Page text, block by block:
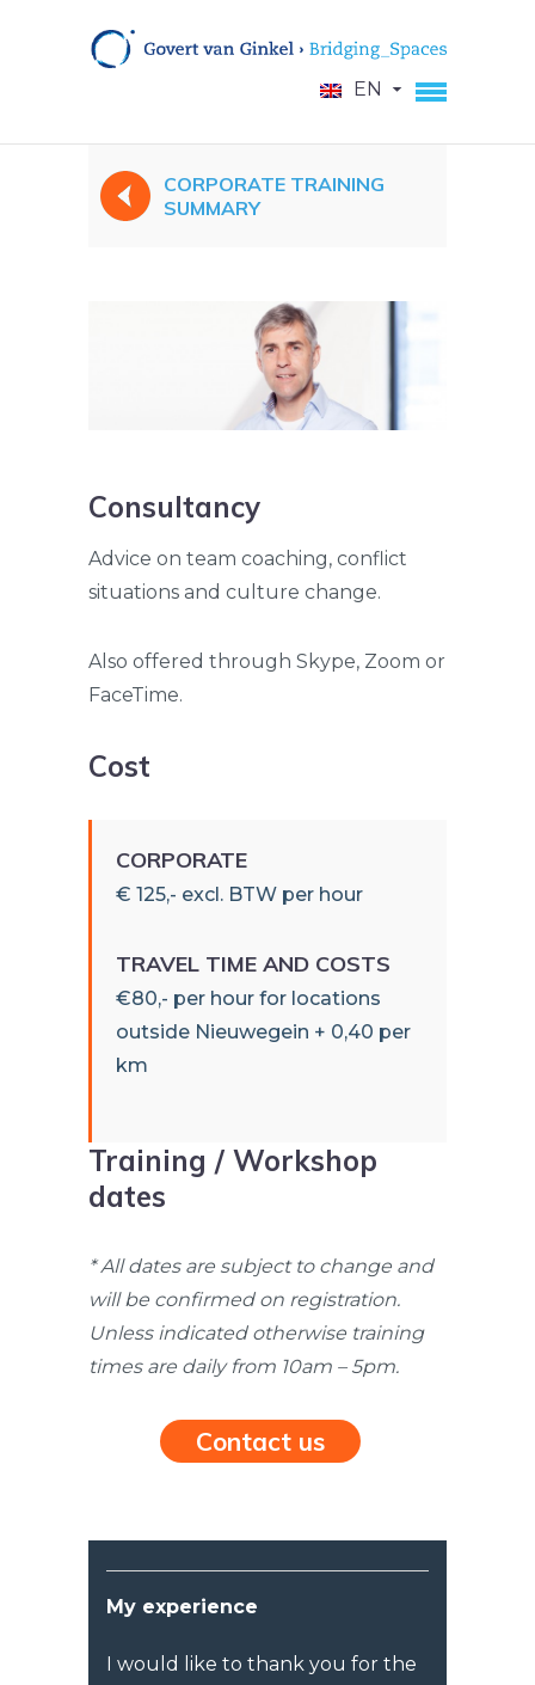
EN
CORPORATE TRAINING
SUMMARY
Consultancy
Advice on team coaching, conflict
situations and culture change.
Also offered through Skype, Zoom or
FaceTime.
Cost
CORPORATE
€ 125,- excl. BTW per hour
TRAVEL TIME AND COSTS
€80,- per hour for locations
outside Nieuwegein + 0,40 per
km
Training / Workshop
dates
* All dates are subject to change and
will be confirmed on registration.
Unless indicated otherwise training
times are daily from 10am – 5pm.
Contact us
My experience
I would like to thank you for the